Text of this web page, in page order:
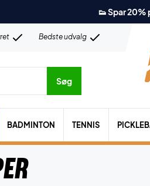
👟 Spar 20%
Bedste udvalg
Søg
BADMINTON TENNIS